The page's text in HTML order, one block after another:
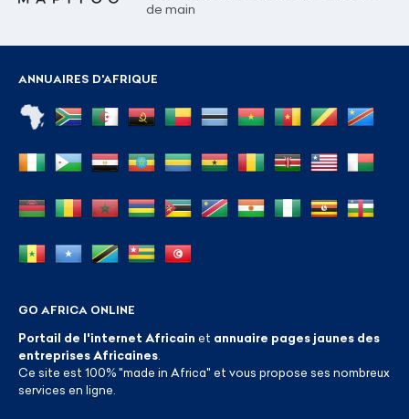
de main
ANNUAIRES D'AFRIQUE
GO AFRICA ONLINE
Portail de l'internet Africain et annuaire pages jaunes des
entreprises Africaines
Ce site est 100% "made in Africa" et vous propose ses nombreux
services en ligne.